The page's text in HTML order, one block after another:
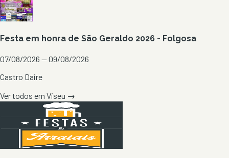
Festa em honra de São Geraldo 2026 - Folgosa
07/08/2026 — 09/08/2026
Castro Daire
Ver todos em Viseu →